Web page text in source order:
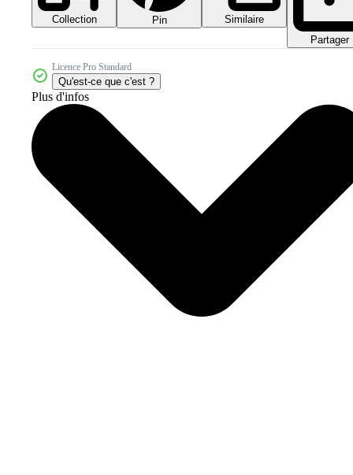
Collection Pin
Similaire
Partager
Licence Pro Standard
Qu'est-ce que c'est ?
Plus d'infos